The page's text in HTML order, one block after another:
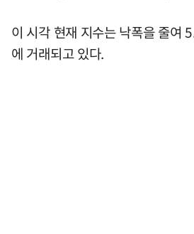
이 시각 현재 지수는 낙폭을 줄
에 거래되고 있다.